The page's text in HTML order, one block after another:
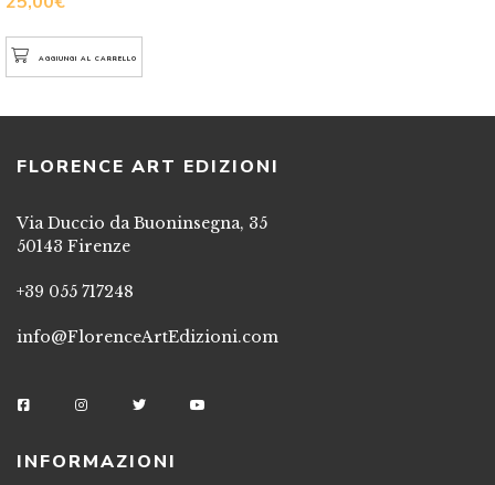
AGGIUNGI AL CARRELLO
FLORENCE ART EDIZIONI
Via Duccio da Buoninsegna, 35
50143 Firenze
+39 055 717248
info@FlorenceArtEdizioni.com
INFORMAZIONI